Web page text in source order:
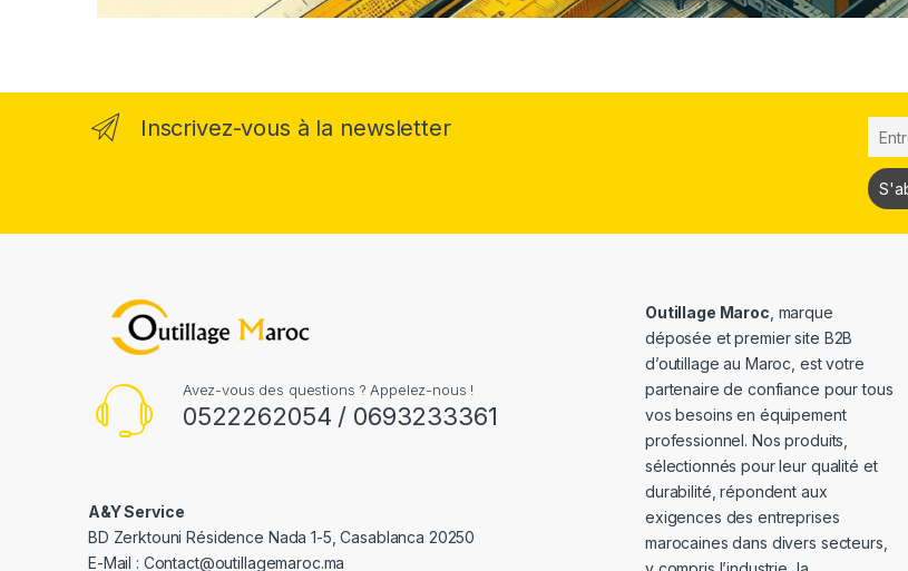
Inscrivez-vous à la newsletter
Avez-vous des questions ? Appelez-nous !
0522262054 / 0693233361
A&Y Service
BD Zerktouni Résidence Nada 1-5, Casablanca 20250
E-Mail : Contact@outillagemaroc.ma
Outillage Maroc, marque
déposée et premier site B2B
d’outillage au Maroc, est votre
partenaire de confiance pour tous
vos besoins en équipement
professionnel. Nos produits,
sélectionnés pour leur qualité et
durabilité, répondent aux
exigences des entreprises
marocaines dans divers secteurs,